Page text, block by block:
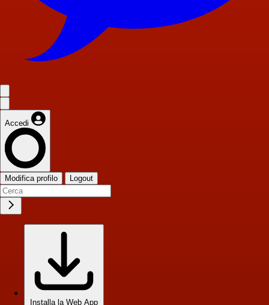
Accedi
Modifica profilo Logout
Installa la Web App